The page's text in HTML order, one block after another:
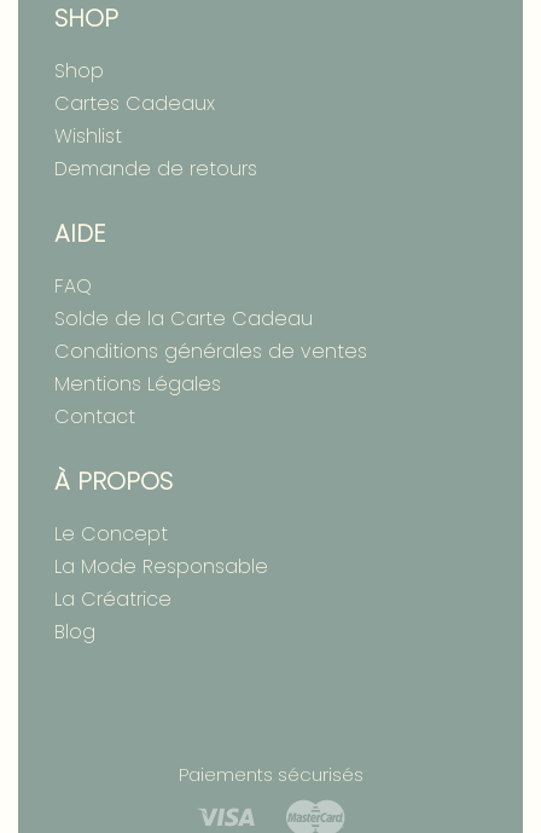
SHOP
Shop
Cartes Cadeaux
Wishlist
Demande de retours
AIDE
FAQ
Solde de la Carte Cadeau
Conditions générales de ventes
Mentions Légales
Contact
À PROPOS
Le Concept
La Mode Responsable
La Créatrice
Blog
Paiements sécurisés